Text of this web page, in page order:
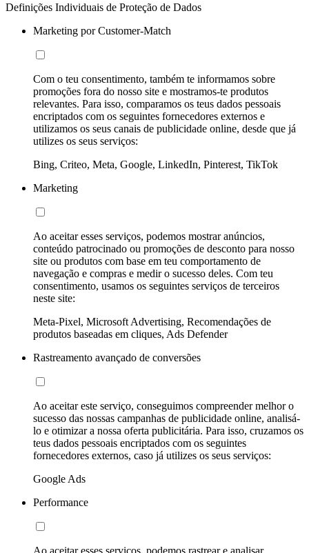
Definições Individuais de Proteção de Dados
Marketing por Customer-Match
Com o teu consentimento, também te informamos sobre
promoções fora do nosso site e mostramos-te produtos
relevantes. Para isso, comparamos os teus dados pessoais
encriptados com os seguintes fornecedores externos e
utilizamos os seus canais de publicidade online, desde que já
utilizes os seus serviços:
Bing, Criteo, Meta, Google, LinkedIn, Pinterest, TikTok
Marketing
Ao aceitar esses serviços, podemos mostrar anúncios,
conteúdo patrocinado ou promoções de desconto para nosso
site ou produtos com base em teu comportamento de
navegação e compras e medir o sucesso deles. Com teu
consentimento, usamos os seguintes serviços de terceiros
neste site:
Meta-Pixel, Microsoft Advertising, Recomendações de
produtos baseadas em cliques, Ads Defender
Rastreamento avançado de conversões
Ao aceitar este serviço, conseguimos compreender melhor o
sucesso das nossas campanhas de publicidade online, analisá-
lo e otimizar a nossa oferta publicitária. Para isso, cruzamos os
teus dados pessoais encriptados com os seguintes
fornecedores externos, caso já utilizes os seus serviços:
Google Ads
Performance